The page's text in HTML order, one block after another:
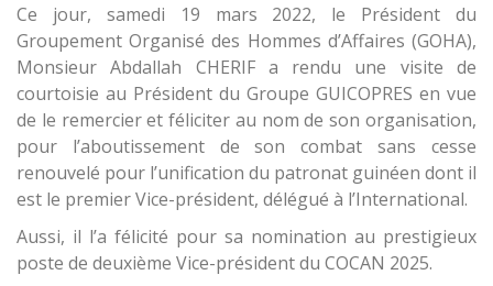
Ce jour, samedi 19 mars 2022, le Président du
Groupement Organisé des Hommes d’Affaires (GOHA),
Monsieur Abdallah CHERIF a rendu une visite de
courtoisie au Président du Groupe GUICOPRES en vue
de le remercier et féliciter au nom de son organisation,
pour l’aboutissement de son combat sans cesse
renouvelé pour l’unification du patronat guinéen dont il
est le premier Vice-président, délégué à l’International.
Aussi, il l’a félicité pour sa nomination au prestigieux
poste de deuxième Vice-président du COCAN 2025.